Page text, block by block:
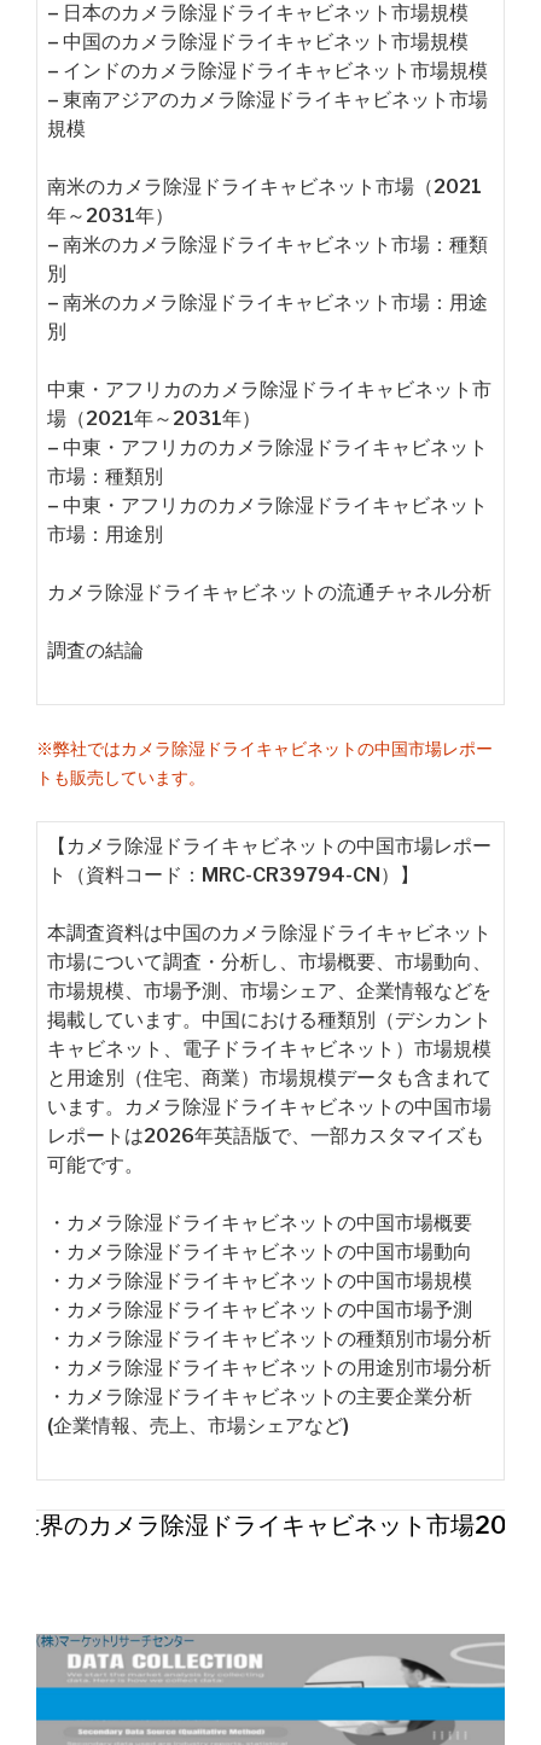
– 日本のカメラ除湿ドライキャビネット市場規模
– 中国のカメラ除湿ドライキャビネット市場規模
– インドのカメラ除湿ドライキャビネット市場規模
– 東南アジアのカメラ除湿ドライキャビネット市場
規模
南米のカメラ除湿ドライキャビネット市場（2021
年～2031年）
– 南米のカメラ除湿ドライキャビネット市場：種類
別
– 南米のカメラ除湿ドライキャビネット市場：用途
別
中東・アフリカのカメラ除湿ドライキャビネット市
場（2021年～2031年）
– 中東・アフリカのカメラ除湿ドライキャビネット
市場：種類別
– 中東・アフリカのカメラ除湿ドライキャビネット
市場：用途別
カメラ除湿ドライキャビネットの流通チャネル分析
調査の結論
※弊社ではカメラ除湿ドライキャビネットの中国市場レポー
トも販売しています。
【カメラ除湿ドライキャビネットの中国市場レポー
ト（資料コード：MRC-CR39794-CN）】
本調査資料は中国のカメラ除湿ドライキャビネット
市場について調査・分析し、市場概要、市場動向、
市場規模、市場予測、市場シェア、企業情報などを
掲載しています。中国における種類別（デシカント
キャビネット、電子ドライキャビネット）市場規模
と用途別（住宅、商業）市場規模データも含まれて
います。カメラ除湿ドライキャビネットの中国市場
レポートは2026年英語版で、一部カスタマイズも
可能です。
・カメラ除湿ドライキャビネットの中国市場概要
・カメラ除湿ドライキャビネットの中国市場動向
・カメラ除湿ドライキャビネットの中国市場規模
・カメラ除湿ドライキャビネットの中国市場予測
・カメラ除湿ドライキャビネットの種類別市場分析
・カメラ除湿ドライキャビネットの用途別市場分析
・カメラ除湿ドライキャビネットの主要企業分析
(企業情報、売上、市場シェアなど)
世界のカメラ除湿ドライキャビネット市場